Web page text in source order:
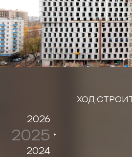
2026
2025
2024
ХОД